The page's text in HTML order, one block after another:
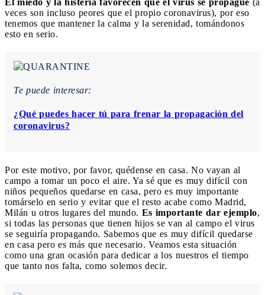
veces son incluso peores que el propio coronavirus), por eso
tenemos que mantener la calma y la serenidad, tomándonos
esto en serio.
Te puede interesar:
¿Qué puedes hacer tú para frenar la propagación del
coronavirus?
Por este motivo, por favor, quédense en casa. No vayan al
campo a tomar un poco el aire. Ya sé que es muy difícil con
niños pequeños quedarse en casa, pero es muy importante
tomárselo en serio y evitar que el resto acabe como Madrid,
Milán u otros lugares del mundo. Es importante dar ejemplo,
si todas las personas que tienen hijos se van al campo el virus
se seguiría propagando. Sabemos que es muy difícil quedarse
en casa pero es más que necesario. Veamos esta situación
como una gran ocasión para dedicar a los nuestros el tiempo
que tanto nos falta, como solemos decir.